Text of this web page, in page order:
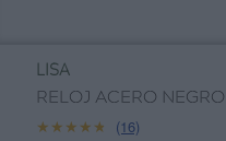
LISA
RELOJ ACERO
★★★★★
★★★★★ (16)